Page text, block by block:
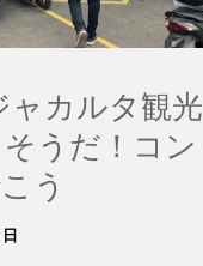
ャカルタ観光
うだ！コン
う